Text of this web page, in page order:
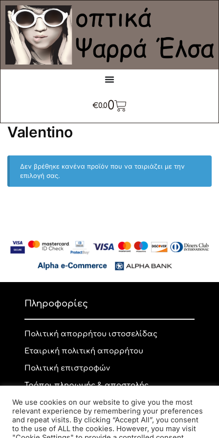
€0.00
Valentino
Δεν βρέθηκε κανένα προϊόν που να ταιριάζει με την
επιλογή σας.
Πληροφορίες
Πολιτική απορρήτου ιστοσελίδας
Εταιρική πολιτική απορρήτου
Πολιτική επιστροφών
Τρόποι πληρωμής & αποστολής
Επικοινωνία
We use cookies on our website to give you the most
relevant experience by remembering your preferences
and repeat visits. By clicking “Accept All”, you consent
to the use of ALL the cookies. However, you may visit